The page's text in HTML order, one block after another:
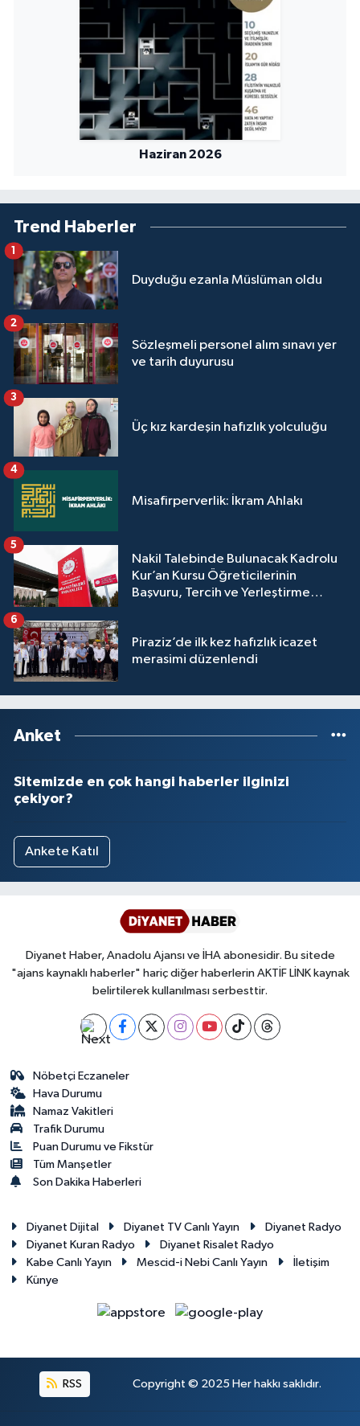
Haziran 2026
Trend Haberler
Duyduğu ezanla Müslüman oldu
1
Sözleşmeli personel alım sınavı yer
ve tarih duyurusu
2
Üç kız kardeşin hafızlık yolculuğu
3
Misafirperverlik: İkram Ahlakı
4
Nakil Talebinde Bulunacak Kadrolu
Kur’an Kursu Öğreticilerinin
Başvuru, Tercih ve Yerleştirme
5
Piraziz’de ilk kez hafızlık icazet
merasimi düzenlendi
6
Anket
Sitemizde en çok hangi haberler ilginizi
çekiyor?
Ankete Katıl
Diyanet Haber, Anadolu Ajansı ve İHA abonesidir. Bu sitede
"ajans kaynaklı haberler" hariç diğer haberlerin AKTİF LİNK kaynak
belirtilerek kullanılması serbesttir.
Nöbetçi Eczaneler
Hava Durumu
Namaz Vakitleri
Trafik Durumu
Puan Durumu ve Fikstür
Tüm Manşetler
Son Dakika Haberleri
Diyanet Dijital Diyanet TV Canlı Yayın
Diyanet Radyo
Diyanet Kuran Radyo
Diyanet Risalet Radyo
Kabe Canlı Yayın
Mescid-i Nebi Canlı Yayın
İletişim
Künye
RSS Copyright © 2025 Her hakkı saklıdır.
Şanlıurfa Müftülüğü
Şırnak Müftülüğü
Tekirdağ Müftülüğü
Tokat Müftülüğü
Uşak Müftülüğü
Van Müftülüğü
Yalova Müftülüğü
Yozgat Müftülüğü
Zonguldak Müftülüğü